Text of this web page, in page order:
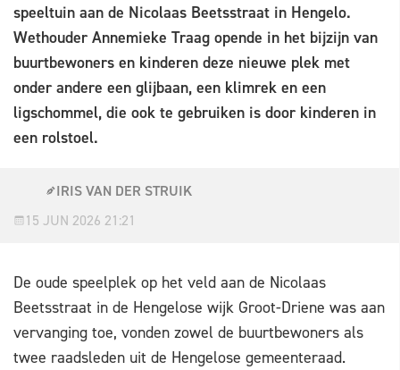
speeltuin aan de Nicolaas Beetsstraat in Hengelo.
Wethouder Annemieke Traag opende in het bijzijn van
buurtbewoners en kinderen deze nieuwe plek met
onder andere een glijbaan, een klimrek en een
ligschommel, die ook te gebruiken is door kinderen in
een rolstoel.
IRIS VAN DER STRUIK
15 JUN 2026 21:21
De oude speelplek op het veld aan de Nicolaas
Beetsstraat in de Hengelose wijk Groot-Driene was aan
vervanging toe, vonden zowel de buurtbewoners als
twee raadsleden uit de Hengelose gemeenteraad.